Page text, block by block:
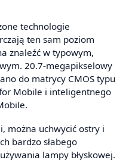
technologie
ten sam poziom
znaleźć w typowym,
20.7-megapikselowy
do matrycy CMOS typu
Mobile i inteligentnego
można uchwycić ostry i
bardzo słabego
lampy błyskowej.